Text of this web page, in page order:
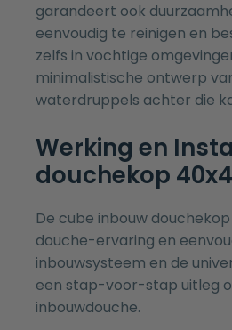
garandeert ook
eenvoudig te reinigen en
zelfs in vochtige
minimalistische ontwerp
waterdruppels achter die
Werking en
douchekop
De cube inbouw
douche-ervaring en
inbouwsysteem en de
een stap-voor-stap uitleg
inbouwdouche.